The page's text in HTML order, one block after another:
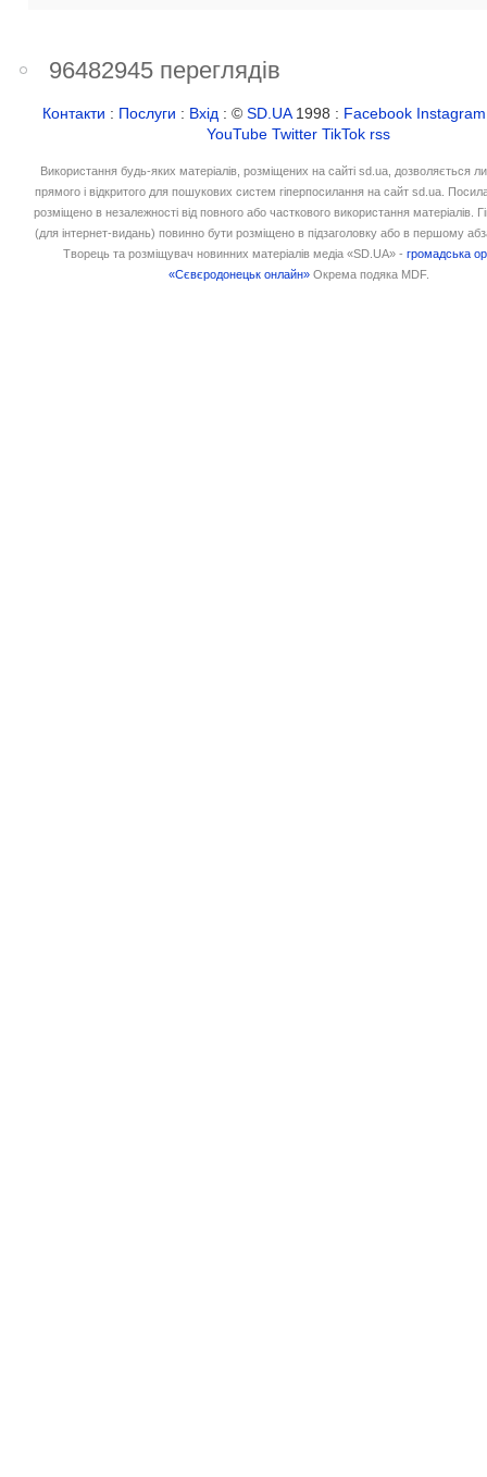
96482945 переглядів
Контакти : Послуги : Вхід : ©SD.UA1998 : Facebook Instagram
YouTube Twitter TikTok rss
Використання будь-яких матеріалів, розміщених на сайті sd.ua, дозволяється
прямого і відкритого для пошукових систем гіперпосилання на сайт sd.ua.
розміщено в незалежності від повного або часткового використання матеріалів.
(для інтернет-видань) повинно бути розміщено в підзаголовку або в першому
Творець та розміщувач новинних матеріалів медіа «SD.UA» -громадська
«Сєвєродонецьк онлайн» Окрема подяка MDF.